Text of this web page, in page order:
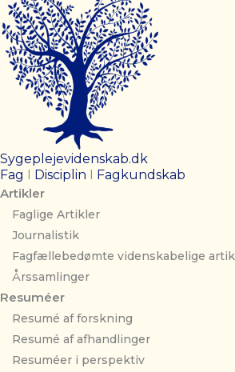
Sygeplejevidenskab.dk
Fag I Disciplin I Fagkundskab
Artikler
Faglige Artikler
Journalistik
Fagfællebedømte videnskabelige
Årssamlinger
Resuméer
Resumé af forskning
Resumé af afhandlinger
Resuméer i perspektiv